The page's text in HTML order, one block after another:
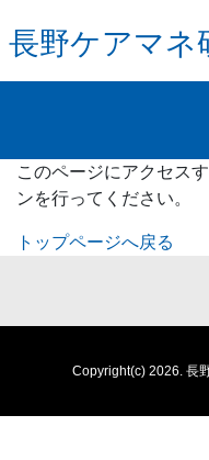
長野ケアマネ
このページにアクセス
ンを行ってください。
トップページへ戻る
Copyright(c) 2026. 長